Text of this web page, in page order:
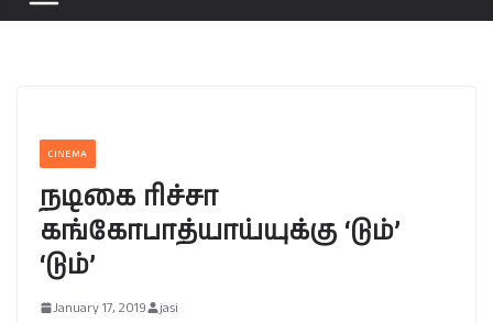
CINEMA
நடிகை ரிச்சா
கங்கோபாத்யாய்யுக்கு ‘டும்’
‘டும்’
January 17, 2019 jasi